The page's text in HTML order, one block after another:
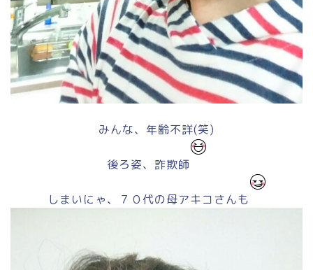
みんな、年齢不詳(笑)
後ろ姿、詐欺師
しまいにゃ、７０代の母アキコさんも